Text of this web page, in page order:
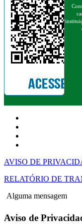
AVISO DE
RELATÓRIO DE
Alguma mensagem
Aviso de